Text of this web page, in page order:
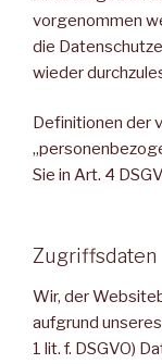
vorgenommen
die
wieder
Definitionen der
Sie in Art. 4
Zugriffsdaten
Wir, der
aufgrund
1 lit. f. DSGVO)